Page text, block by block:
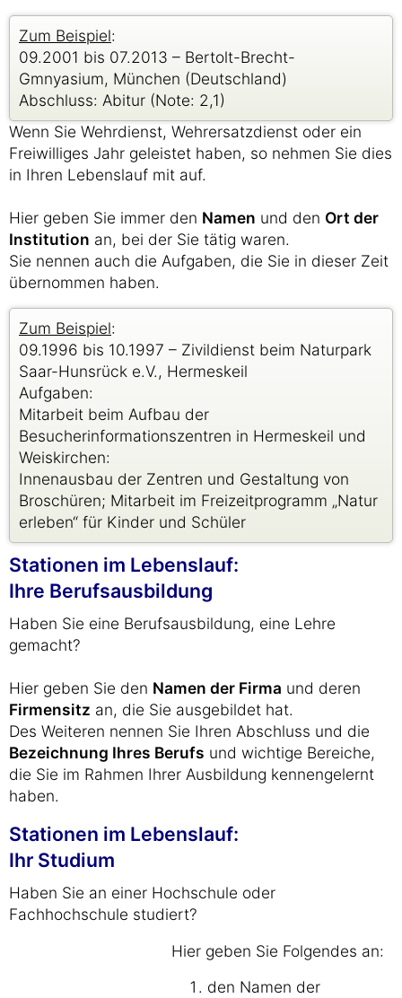
Zum Beispiel:
09.2001 bis 07.2013 – Bertolt-Brecht-
Gmnyasium, München (Deutschland)
Abschluss: Abitur (Note: 2,1)
Wenn Sie Wehrdienst, Wehrersatzdienst oder ein
Freiwilliges Jahr geleistet haben, so nehmen Sie dies
in Ihren Lebenslauf mit auf.
Hier geben Sie immer den Namen und den Ort der
Institution an, bei der Sie tätig waren.
Sie nennen auch die Aufgaben, die Sie in dieser Zeit
übernommen haben.
Zum Beispiel:
09.1996 bis 10.1997 – Zivildienst beim Naturpark
Saar-Hunsrück e.V., Hermeskeil
Aufgaben:
Mitarbeit beim Aufbau der
Besucherinformationszentren in Hermeskeil und
Weiskirchen:
Innenausbau der Zentren und Gestaltung von
Broschüren; Mitarbeit im Freizeitprogramm „Natur
erleben“ für Kinder und Schüler
Stationen im Lebenslauf:
Ihre Berufsausbildung
Haben Sie eine Berufsausbildung, eine Lehre
gemacht?
Hier geben Sie den Namen der Firma und deren
Firmensitz an, die Sie ausgebildet hat.
Des Weiteren nennen Sie Ihren Abschluss und die
Bezeichnung Ihres Berufs und wichtige Bereiche,
die Sie im Rahmen Ihrer Ausbildung kennengelernt
haben.
Stationen im Lebenslauf:
Ihr Studium
Haben Sie an einer Hochschule oder
Fachhochschule studiert?
Hier geben Sie Folgendes an:
den Namen der